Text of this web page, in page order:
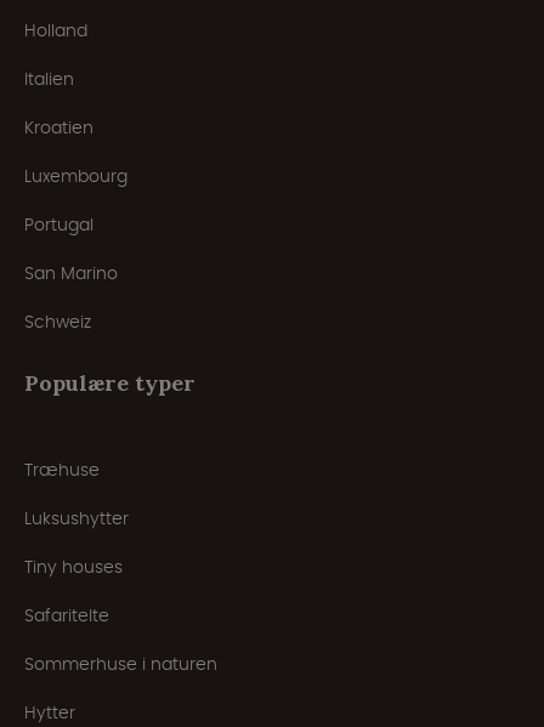
Holland
Italien
Kroatien
Luxembourg
Portugal
San Marino
Schweiz
Populære typer
Træhuse
Luksushytter
Tiny houses
Safaritelte
Sommerhuse i naturen
Hytter